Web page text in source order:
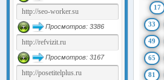
Просмотров: 3386
Просмотров: 3167
17
33
49
65
81